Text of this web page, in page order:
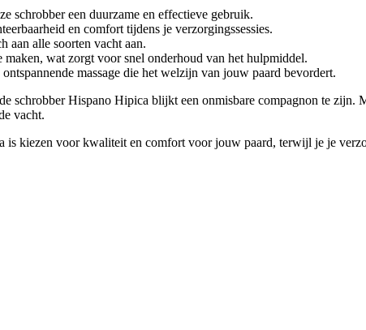
schrobber een duurzame en effectieve gebruik.
en comfort tijdens je verzorgingssessies.
aan alle soorten vacht aan.
maken, wat zorgt voor snel onderhoud van het hulpmiddel.
massage die het welzijn van jouw paard bevordert.
schrobber Hispano Hipica blijkt een onmisbare compagnon te
vacht.
kiezen voor kwaliteit en comfort voor jouw paard, terwijl je je